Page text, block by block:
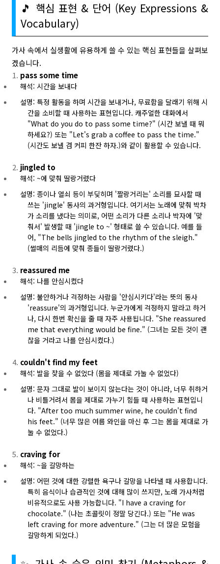
🎵 핵심 표현 & 단어 (Key Expressions &
Vocabulary)
가사 속에서 실생활에 유용하게 쓸 수 있는 핵심 표현들을 살펴보
겠습니다.
pass some time
해석: 시간을 보내다
설명: 특정 활동을 하며 시간을 보내거나, 무료함을 달래기 위해 시
간을 소비할 때 사용하는 표현입니다. 캐주얼한 대화에서
"What do you do to pass some time?" (시간 보낼 때 뭐
하세요?) 또는 "Let's grab a coffee to pass the time."
(시간도 보낼 겸 커피 한잔 하자.)와 같이 활용할 수 있습니다.
jingled to
해석: ~에 맞춰 딸랑거렸다
설명: 종이나 열쇠 등이 부딪히며 '짤랑거리는' 소리를 묘사할 때
쓰는 'jingle' 동사의 과거형입니다. 여기서는 노래에 맞춰 박차
가 소리를 냈다는 의미로, 어떤 소리가 다른 소리나 박자에 '맞
춰서' 발생할 때 'jingle to ~' 형태로 쓸 수 있습니다. 예를 들
어, "The bells jingled to the rhythm of the sleigh."
(썰매의 리듬에 맞춰 종들이 딸랑거렸다.)
reassured me
해석: 나를 안심시켰다
설명: 불안하거나 걱정하는 사람을 '안심시키다'라는 뜻의 동사
'reassure'의 과거형입니다. 누군가에게 걱정하지 말라고 하거
나, 다시 한번 확신을 줄 때 자주 사용됩니다. "She reassured
me that everything would be fine." (그녀는 모든 것이 괜
찮을 거라고 나를 안심시켰다.)
couldn't find my feet
해석: 발을 찾을 수 없었다 (몸을 제대로 가눌 수 없었다)
설명: 문자 그대로 발이 보이지 않는다는 것이 아니라, 너무 취하거
나 비틀거려서 몸을 제대로 가누기 힘들 때 사용하는 표현입니
다. "After too much summer wine, he couldn't find
his feet." (너무 많은 여름 와인을 마신 후 그는 몸을 제대로 가
눌 수 없었다.)
craving for
해석: ~을 갈망하는
설명: 어떤 것에 대한 강렬한 욕구나 갈망을 나타낼 때 사용합니다.
특히 음식이나 습관적인 것에 대해 많이 쓰지만, 노래 가사처럼
비유적으로도 사용 가능합니다. "I have a craving for
chocolate." (나는 초콜릿이 정말 당긴다.) 또는 "He was
left craving for more adventure." (그는 더 많은 모험을
갈망하게 되었다.)